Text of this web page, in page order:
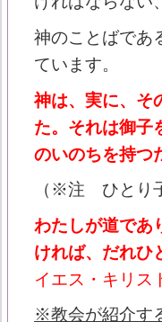
神のことばであ
ています。
神は、実に、そ
た。それは御子
のいのちを持つ
（※注 ひとり
わたしが道であ
ければ、だれひ
イエス・キリ
※教会が紹介す